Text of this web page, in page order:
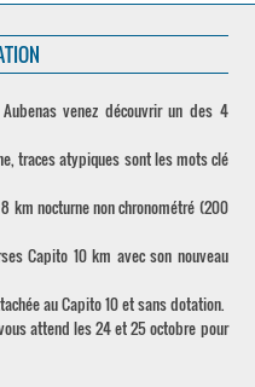
venez découvrir un des 4
traces atypiques sont les mots clé
km nocturne non chronométré (200
Capito 10 km avec son nouveau
au Capito 10 et sans dotation.
attend les 24 et 25 octobre pour